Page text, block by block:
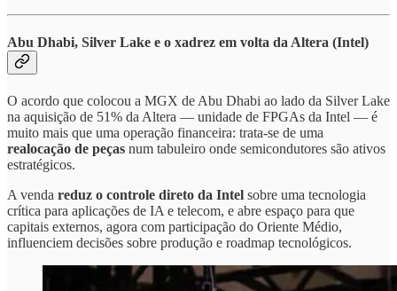
Abu Dhabi, Silver Lake e o xadrez em volta da Altera (Intel)
O acordo que colocou a MGX de Abu Dhabi ao lado da Silver Lake
na aquisição de 51% da Altera — unidade de FPGAs da Intel — é
muito mais que uma operação financeira: trata-se de uma
realocação de peças num tabuleiro onde semicondutores são ativos
estratégicos.
A venda reduz o controle direto da Intel sobre uma tecnologia
crítica para aplicações de IA e telecom, e abre espaço para que
capitais externos, agora com participação do Oriente Médio,
influenciem decisões sobre produção e roadmap tecnológicos.